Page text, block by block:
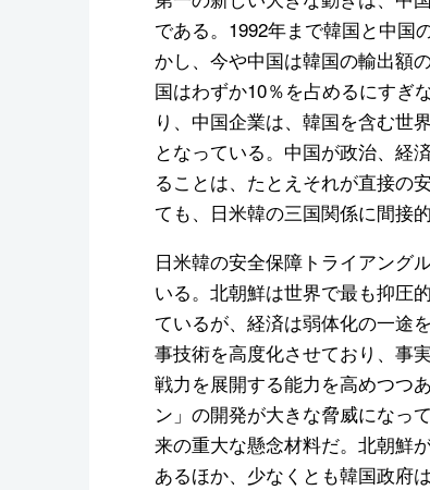
である。1992年まで韓国と中国
かし、今や中国は韓国の輸出額
国はわずか10％を占めるにすぎ
り、中国企業は、韓国を含む世
となっている。中国が政治、経
ることは、たとえそれが直接の
ても、日米韓の三国関係に間接
日米韓の安全保障トライアング
いる。北朝鮮は世界で最も抑圧
ているが、経済は弱体化の一途
事技術を高度化させており、事
戦力を展開する能力を高めつつ
ン」の開発が大きな脅威になっ
来の重大な懸念材料だ。北朝鮮
あるほか、少なくとも韓国政府